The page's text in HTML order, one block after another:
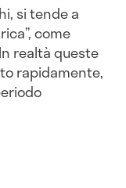
si tende a
come
realtà queste
rapidamente,